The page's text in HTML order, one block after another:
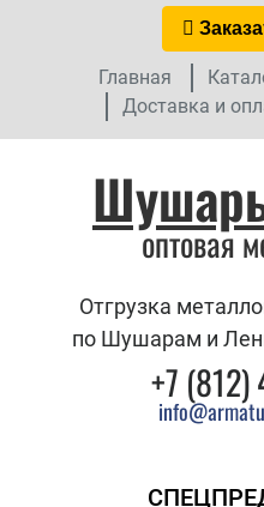
Главная
Доставка и
оптовая
Отгрузка
по Шушарам и
+7